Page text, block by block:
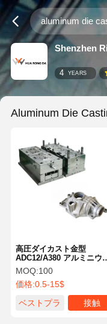
Shenzhen
4 YEARS
Aluminum Die
高圧ダイカスト金型
ADC12/A380 アルミニウ
ダイカストサービス カスタ
ムOEM部品
MOQ:100
価格:0.5-15$
ベストプラ
接触